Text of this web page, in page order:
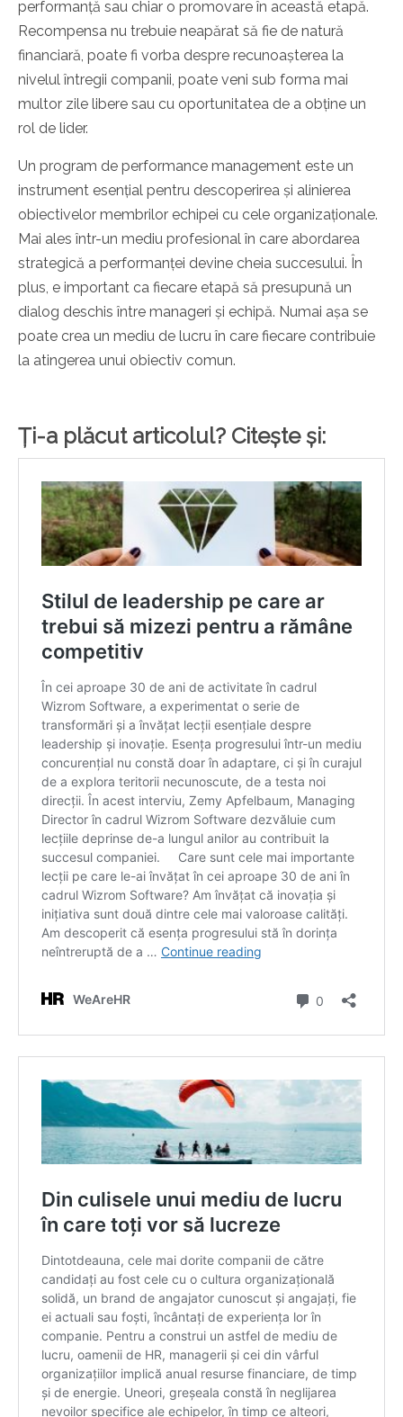
performanță sau chiar o promovare în această etapă.
Recompensa nu trebuie neapărat să fie de natură
financiară, poate fi vorba despre recunoașterea la
nivelul întregii companii, poate veni sub forma mai
multor zile libere sau cu oportunitatea de a obține un
rol de lider.
Un program de performance management este un
instrument esențial pentru descoperirea și alinierea
obiectivelor membrilor echipei cu cele organizaționale.
Mai ales într-un mediu profesional în care abordarea
strategică a performanței devine cheia succesului. În
plus, e important ca fiecare etapă să presupună un
dialog deschis între manageri și echipă. Numai așa se
poate crea un mediu de lucru în care fiecare contribuie
la atingerea unui obiectiv comun.
Ți-a plăcut articolul? Citește și: